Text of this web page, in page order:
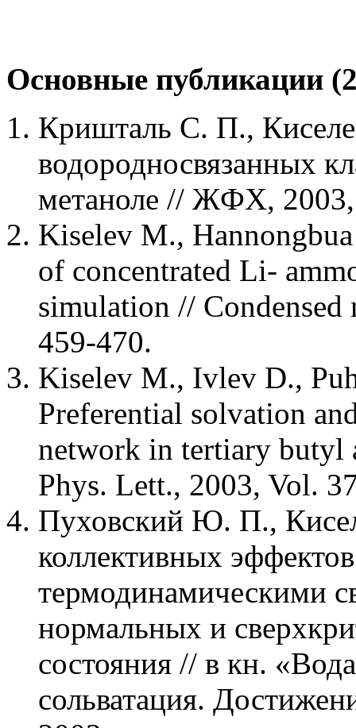
Основные публикации
Кришталь С. П.,
водородносвязанных
метаноле // ЖФХ,
Kiselev M.,
of concentrated Li-
simulation // Condensed
459-470.
Kiselev M., Ivlev D.,
Preferential solvation
network in tertiary butyl
Phys. Lett., 2003, Vol.
Пуховский Ю. П.,
коллективных
термодинамическими
нормальных и
состояния // в кн.
сольватация.